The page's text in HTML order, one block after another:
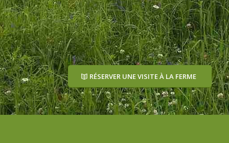
RÉSERVER UNE VISITE À LA FERME